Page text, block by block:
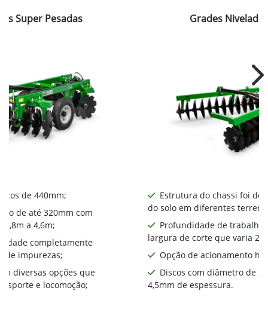
Super Pesadas
de 440mm​;
de até 320mm com
a 4,6m;
completamente
de impurezas;
diversas opções que
e locomoção;
Grades
Estrutura do chassi foi
do solo em diferentes
Profundidade de trabalho
largura de corte que varia
Opção de acionamento
Discos com diâmetro de
4,5mm de espessura.